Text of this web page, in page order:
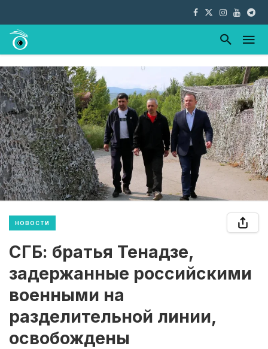
НОВОСТИ
СГБ: братья Тенадзе,
задержанные российскими
военными на
разделительной линии,
освобождены